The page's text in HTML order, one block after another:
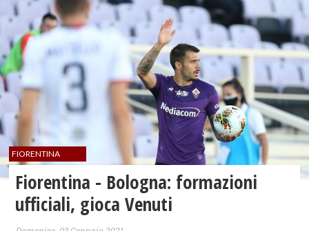
FIORENTINA
Fiorentina - Bologna: formazioni
ufficiali, gioca Venuti